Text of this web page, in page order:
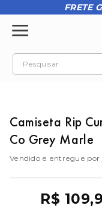
FRETE
Pesquisar
Camiseta Rip
Co Grey Marle
Vendido e entregue por
R$ 109,
2º oakley
teeth bomber 3
kenner